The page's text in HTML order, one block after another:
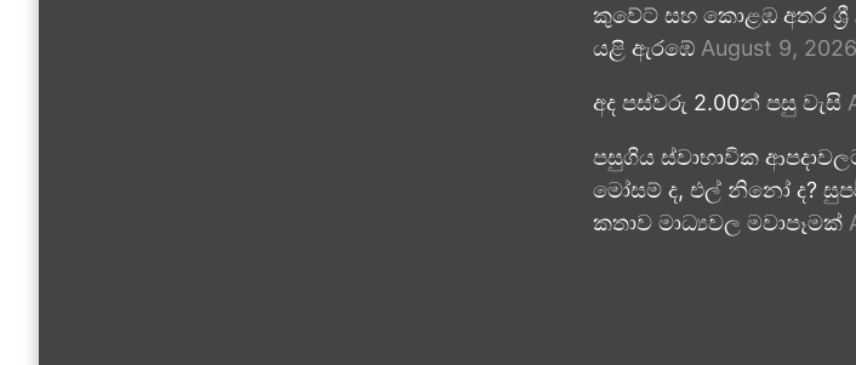
කුවේට් සහ කොළඹ අතර
යළි ඇරඹේ August 9, 2026
අද පස්වරු 2.00න් පසු වැසි
පසුගිය ස්වාභාවික
මෝසම් ද, එල් නිනෝ ද?
කතාව මාධ්‍යවල මවාපෑමක්